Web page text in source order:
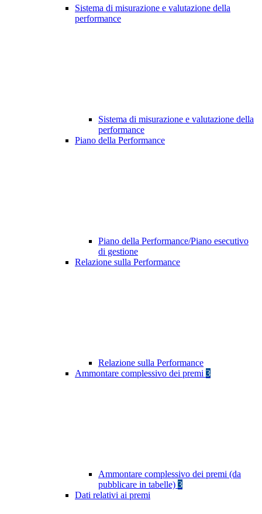
Sistema di misurazione e valutazione della
performance
Sistema di misurazione e valutazione della
performance
Piano della Performance
Piano della Performance/Piano esecutivo
di gestione
Relazione sulla Performance
Relazione sulla Performance
Ammontare complessivo dei premi 3
Ammontare complessivo dei premi (da
pubblicare in tabelle) 3
Dati relativi ai premi